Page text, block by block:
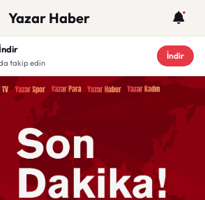
Yazar Haber
takip edin
İndir